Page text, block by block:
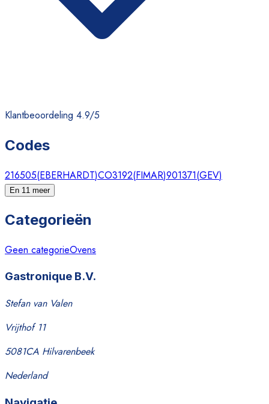
Klantbeoordeling 4.9/5
Codes
216505(EBERHARDT)CO3192(FIMAR)901371(GEV)
En 11 meer
Categorieën
Geen categorieOvens
Gastronique B.V.
Stefan van Valen
Vrijthof 11
5081CA Hilvarenbeek
Nederland